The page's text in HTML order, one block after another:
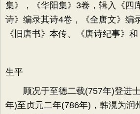
集》，《华阳集》3卷，辑入《四
诗》编录其诗4卷，《全唐文》编
《旧唐书》本传、《唐诗纪事》和
生平
顾况于至德二载(757年)登进士
年)至贞元二年(786年)，韩滉为润